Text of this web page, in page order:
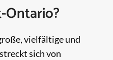
vielfältige und
sich von